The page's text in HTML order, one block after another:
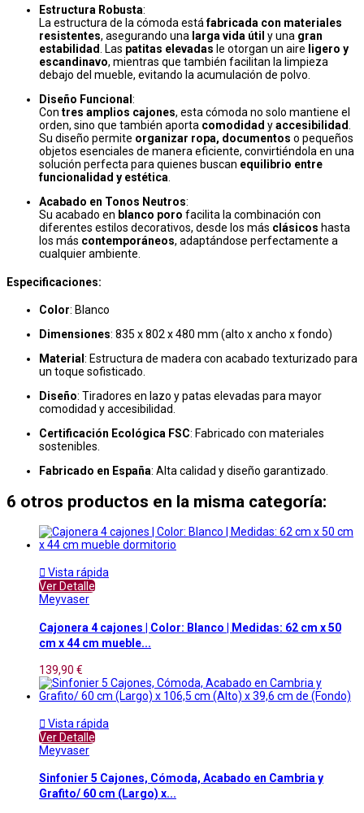
Estructura Robusta:
La estructura de la cómoda estáfabricada con materiales
resistentes, asegurando una larga vida útil y una gran
estabilidad
. Las patitas elevadas le otorgan un aire ligero y
escandinavo, mientras que también facilitan la limpieza
debajo del mueble, evitando la acumulación de polvo.
Diseño Funcional :
Con tres amplios cajones, esta cómoda no solo mantiene el
orden, sino que también aporta comodidad yaccesibilidad
Su diseño permite organizar ropa, documentos o pequeños
objetos esenciales de manera eficiente, convirtiéndola en una
solución perfecta para quienes buscan equilibrio entre
funcionalidad y estética
Acabado en Tonos Neutros:
Su acabado en blanco poro facilita la combinación con
diferentes estilos decorativos, desde los más clásicos hasta
los más contemporáneos, adaptándose perfectamente a
cualquier ambiente.
Especificaciones:
Color: Blanco
Dimensiones: 835 x 802 x 480 mm (alto x ancho x fondo)
Material : Estructura de madera con acabado texturizado para
un toque sofisticado.
Diseño: Tiradores en lazo y patas elevadas para mayor
comodidad y accesibilidad.
Certificación Ecológica FSC: Fabricado con materiales
sostenibles.
Fabricado en España: Alta calidad y diseño garantizado.
6 otros productos en la misma categoría:
 Vista rápida
Ver Detalle
Meyvaser
Cajonera 4 cajones | Color: Blanco | Medidas: 62 cm x 50
cm x 44 cm mueble...
139,90 €
 Vista rápida
Ver Detalle
Meyvaser
Sinfonier 5 Cajones, Cómoda, Acabado en Cambria y
Grafito/ 60 cm (Largo) x...